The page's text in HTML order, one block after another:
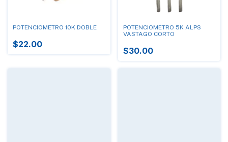
POTENCIOMETRO 10K DOBLE
$22.00
POTENCIOMETRO 5K ALPS
VASTAGO CORTO
$30.00